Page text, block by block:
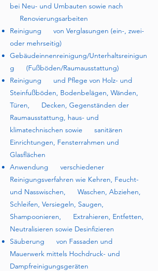
bei Neu- und Umbauten sowie nach
Renovierungsarbeiten​
Reinigung von Verglasungen (ein-, zwei-
oder mehrseitig)​
Gebäudeinnenreinigung/Unterhaltsreinigun
g (Fußböden/Raumausstattung)​
Reinigung und Pflege von Holz- und
Steinfußböden, Bodenbelägen, Wänden,
Türen, Decken, Gegenständen der
Raumausstattung, haus- und
klimatechnischen sowie sanitären
Einrichtungen, Fensterrahmen und
Glasflächen​
Anwendung verschiedener
Reinigungsverfahren wie Kehren, Feucht-
und Nasswischen, Waschen, Abziehen,
Schleifen, Versiegeln, Saugen,
Shampoonieren, Extrahieren, Entfetten,
Neutralisieren sowie Desinfizieren​
Säuberung von Fassaden und
Mauerwerk mittels Hochdruck- und
Dampfreinigungsgeräten​